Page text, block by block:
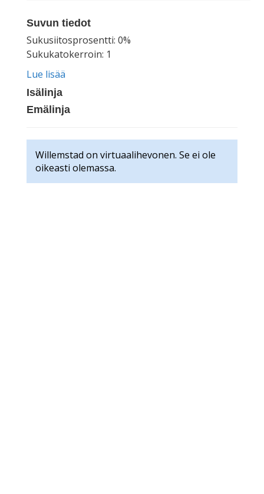
Suvun tiedot
Sukusiitosprosentti: 0%
Sukukatokerroin: 1
Lue lisää
Isälinja
Emälinja
Willemstad on virtuaalihevonen. Se ei ole
oikeasti olemassa.